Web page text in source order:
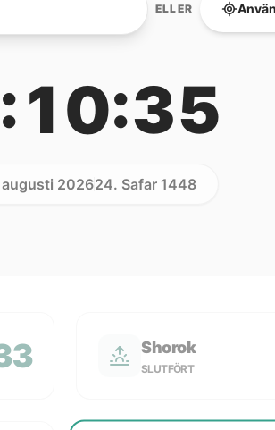
ELLER
augusti 202624. Safar 1448
Shorok
SLUTFÖRT